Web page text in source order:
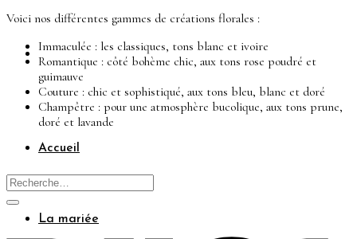
Accueil
La mariée
Voici nos différentes gammes de créations florales :
Immaculée : les classiques, tons blanc et ivoire
Romantique : côté bohème chic, aux tons rose poudré et
guimauve
Couture : chic et sophistiqué, aux tons bleu, blanc et doré
Champêtre : pour une atmosphère bucolique, aux tons prune,
doré et lavande